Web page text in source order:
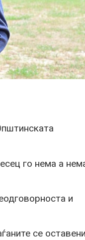
го нема а
и
се оставени